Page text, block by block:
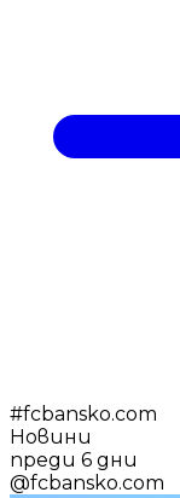
#fcbansko.com
Новини
преди 6 дни
@fcbansko.com